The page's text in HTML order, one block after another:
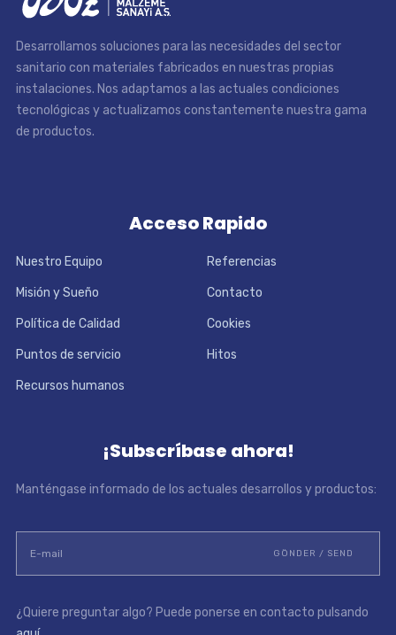
Desarrollamos soluciones para las necesidades del sector
sanitario con materiales fabricados en nuestras propias
instalaciones. Nos adaptamos a las actuales condiciones
tecnológicas y actualizamos constantemente nuestra gama
de productos.
Acceso Rapido
Nuestro Equipo Referencias
Misión y Sueño Contacto
Política de Calidad Cookies
Puntos de servicio Hitos
Recursos humanos
¡Subscríbase ahora!
Manténgase informado de los actuales desarrollos y productos:
¿Quiere preguntar algo? Puede ponerse en contacto pulsando